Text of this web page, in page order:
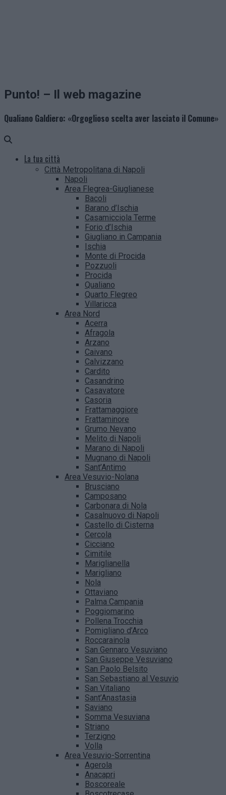
Punto! – Il web magazine
Qualiano Galdiero: «Orgoglioso scelta aver lasciato il Comune»
La tua città
Città Metropolitana di Napoli
Napoli
Area Flegrea-Giuglianese
Bacoli
Barano d’Ischia
Casamicciola Terme
Forio d’Ischia
Giugliano in Campania
Ischia
Monte di Procida
Pozzuoli
Procida
Qualiano
Quarto Flegreo
Villaricca
Area Nord
Acerra
Afragola
Arzano
Caivano
Calvizzano
Cardito
Casandrino
Casavatore
Casoria
Frattamaggiore
Frattaminore
Grumo Nevano
Melito di Napoli
Marano di Napoli
Mugnano di Napoli
Sant’Antimo
Area Vesuvio-Nolana
Brusciano
Camposano
Carbonara di Nola
Casalnuovo di Napoli
Castello di Cisterna
Cercola
Cicciano
Cimitile
Mariglianella
Marigliano
Nola
Ottaviano
Palma Campania
Poggiomarino
Pollena Trocchia
Pomigliano d’Arco
Roccarainola
San Gennaro Vesuviano
San Giuseppe Vesuviano
San Paolo Belsito
San Sebastiano al Vesuvio
San Vitaliano
Sant’Anastasia
Saviano
Somma Vesuviana
Striano
Terzigno
Volla
Area Vesuvio-Sorrentina
Agerola
Anacapri
Boscoreale